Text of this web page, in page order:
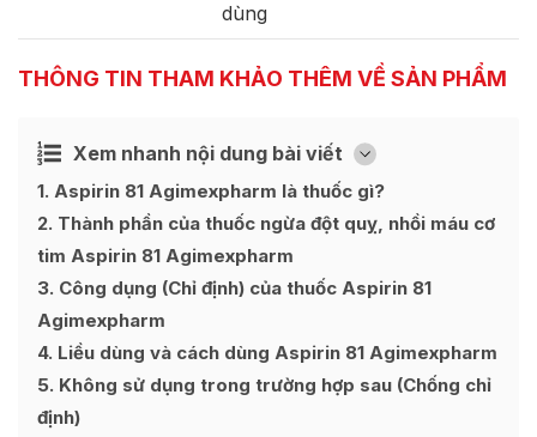
dùng
THÔNG TIN THAM KHẢO THÊM VỀ SẢN PHẨM
Xem nhanh nội dung bài viết [
Ẩn
1 Aspirin 81 Agimexpharm là thuốc gì?
2 Thành phần của thuốc ngừa đột quỵ, nhồi máu cơ
tim Aspirin 81 Agimexpharm
3 Công dụng (Chỉ định) của thuốc Aspirin 81
Agimexpharm
4 Liều dùng và cách dùng Aspirin 81 Agimexpharm
5 Không sử dụng trong trường hợp sau (Chống chỉ
định)